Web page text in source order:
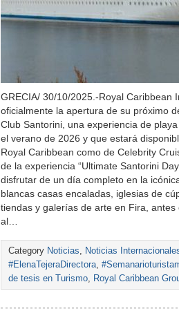
GRECIA/ 30/10/2025.-Royal Caribbean
oficialmente la apertura de su próximo
Club Santorini, una experiencia de
el verano de 2026 y que estará
Royal Caribbean como de Celebrity
de la experiencia “Ultimate Santorini
disfrutar de un día completo en la
blancas casas encaladas, iglesias de
tiendas y galerías de arte en Fira,
al…
Category Noticias, Noticias
#ElenaTejeraDirectora,
de tesis en Turismo, Royal Caribbean